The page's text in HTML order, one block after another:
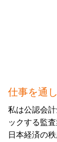
住宅ロー
青色 申告
不動産 確
不動産 確
会社設立
会社設立
会社設立
仕事を通
私は公認会
ックする監
日本経済の